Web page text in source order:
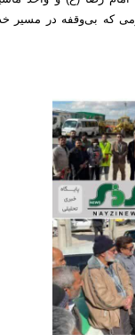
که بی‌وقفه در مسیر